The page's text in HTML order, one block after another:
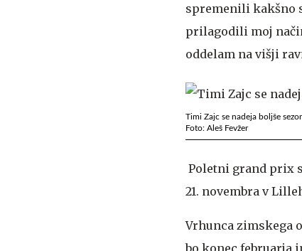
spremenili kakšno
prilagodili moj
oddelam na višji
Timi Zajc se nadeja boljše
Foto: Aleš Fevžer
Poletni grand prix
21. novembra v
Vrhunca zimskega
bo konec februarja